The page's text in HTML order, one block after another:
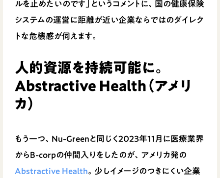
ルを止めたいのです」というコメントに、国の健康保険
システムの運営に距離が近い企業ならではのダイレク
トな危機感が伺えます。
人的資源を持続可能に。
Abstractive Health（アメリ
カ）
もう一つ、Nu-Greenと同じく2023年11月に医療業界
からB-corpの仲間入りをしたのが、アメリカ発の
Abstractive Health。少しイメージのつきにくい企業